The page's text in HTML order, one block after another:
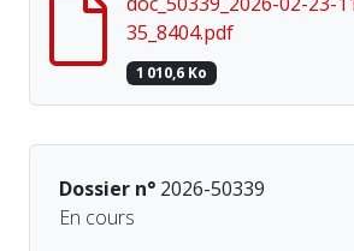
35_8404.pdf
1 010,6 Ko
Dossier n° 2026-50339
En cours